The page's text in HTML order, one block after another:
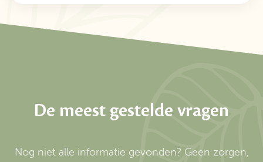
De meest gestelde vragen
Nog niet alle informatie gevonden? Geen zorgen,